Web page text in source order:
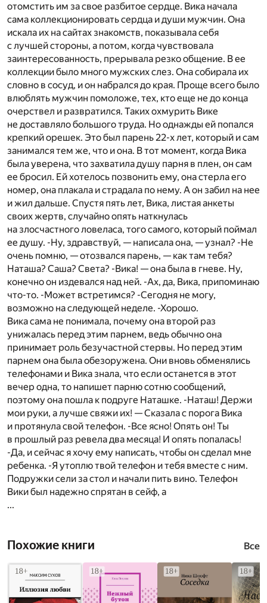
отомстить им за свое разбитое сердце. Вика начала
сама коллекционировать сердца и души мужчин. Она
искала их на сайтах знакомств, показывала себя
с лучшей стороны, а потом, когда чувствовала
заинтересованность, прерывала резко общение. В ее
коллекции было много мужских слез. Она собирала их
словно в сосуд, и он набрался до края. Проще всего было
влюблять мужчин помоложе, тех, кто еще не до конца
очерствел и развратился. Таких охмурить Вике
не доставляло большого труда. Но однажды ей попался
крепкий орешек. Это был парень 22-х лет, который и сам
занимался тем же, что и она. В тот момент, когда Вика
была уверена, что захватила душу парня в плен, он сам
ее бросил. Ей хотелось позвонить ему, она стерла его
номер, она плакала и страдала по нему. А он забил на нее
и жил дальше. Спустя пять лет, Вика, листая анкеты
своих жертв, случайно опять наткнулась
на злосчастного ловеласа, того самого, который поймал
ее душу. -Ну, здравствуй, — написала она, — узнал? -Не
очень помню, — отозвался парень, — как там тебя?
Наташа? Саша? Света? -Вика! — она была в гневе. Ну,
конечно он издевался над ней. -Ах, да, Вика, припоминаю
что-то. -Может встретимся? -Сегодня не могу,
возможно на следующей неделе. -Хорошо.
Вика сама не понимала, почему она второй раз
унижалась перед этим парнем, ведь обычно она
принимает роль безучастной стервы. Но перед этим
парнем она была обезоружена. Они вновь обменялись
телефонами и Вика знала, что если останется в этот
вечер одна, то напишет парню сотню сообщений,
поэтому она пошла к подруге Наташке. -Наташ! Держи
мои руки, а лучше свяжи их! — Сказала с порога Вика
и протянула свой телефон. -Все ясно! Опять он! Ты
в прошлый раз ревела два месяца! И опять попалась!
-Да, и сейчас я хочу ему написать, чтобы он сделал мне
ребенка. -Я утоплю твой телефон и тебя вместе с ним.
Подружки сели за стол и начали пить вино. Телефон
Вики был надежно спрятан в сейф, а
...
Похожие книги Все